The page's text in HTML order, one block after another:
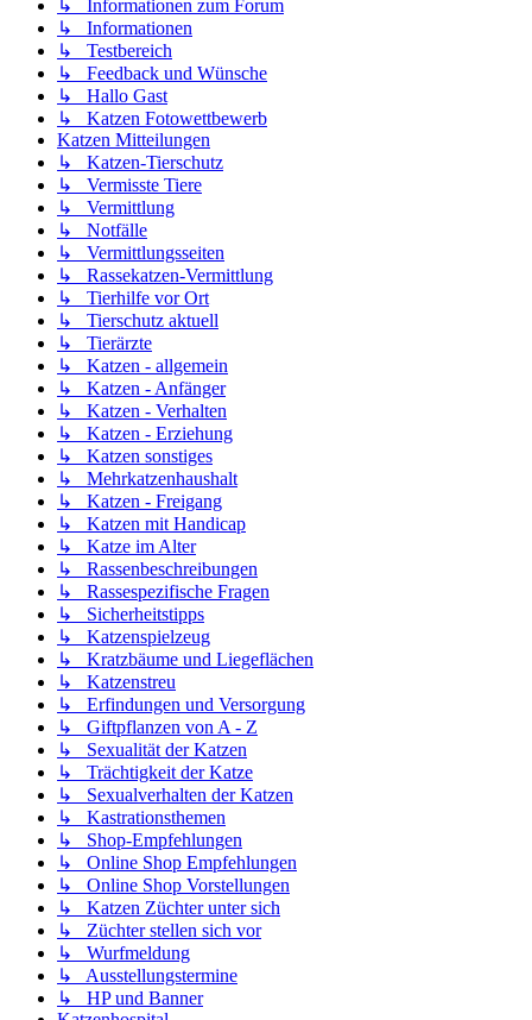
↳ Informationen zum Forum
↳ Informationen
↳ Testbereich
↳ Feedback und Wünsche
↳ Hallo Gast
↳ Katzen Fotowettbewerb
Katzen Mitteilungen
↳ Katzen-Tierschutz
↳ Vermisste Tiere
↳ Vermittlung
↳ Notfälle
↳ Vermittlungsseiten
↳ Rassekatzen-Vermittlung
↳ Tierhilfe vor Ort
↳ Tierschutz aktuell
↳ Tierärzte
↳ Katzen - allgemein
↳ Katzen - Anfänger
↳ Katzen - Verhalten
↳ Katzen - Erziehung
↳ Katzen sonstiges
↳ Mehrkatzenhaushalt
↳ Katzen - Freigang
↳ Katzen mit Handicap
↳ Katze im Alter
↳ Rassenbeschreibungen
↳ Rassespezifische Fragen
↳ Sicherheitstipps
↳ Katzenspielzeug
↳ Kratzbäume und Liegeflächen
↳ Katzenstreu
↳ Erfindungen und Versorgung
↳ Giftpflanzen von A - Z
↳ Sexualität der Katzen
↳ Trächtigkeit der Katze
↳ Sexualverhalten der Katzen
↳ Kastrationsthemen
↳ Shop-Empfehlungen
↳ Online Shop Empfehlungen
↳ Online Shop Vorstellungen
↳ Katzen Züchter unter sich
↳ Züchter stellen sich vor
↳ Wurfmeldung
↳ Ausstellungstermine
↳ HP und Banner